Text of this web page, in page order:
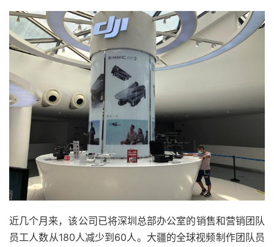
近几个月来，该公司已将深圳总部办公室的销售和营销团队
员工人数从180人减少到60人。大疆的全球视频制作团队员